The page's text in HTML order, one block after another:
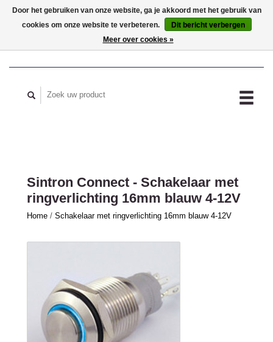
MIJN ACCOUNT
Sintron Connect - Schakelaar met
ringverlichting 16mm blauw 4-12V
Home / Schakelaar met ringverlichting 16mm blauw 4-12V
Door het gebruiken van onze website, ga je akkoord met het gebruik van
cookies om onze website te verbeteren.
Dit bericht verbergen
Meer over cookies »